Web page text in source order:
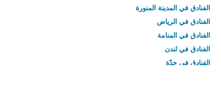
الفنادق في المدينة المنورة
الفنادق في الرياض
الفنادق في المنامة
الفنادق في لندن
الفنادق في جدّة